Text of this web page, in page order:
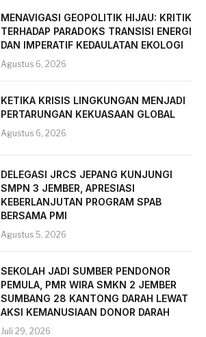
MENAVIGASI GEOPOLITIK HIJAU: KRITIK
TERHADAP PARADOKS TRANSISI ENERGI
DAN IMPERATIF KEDAULATAN EKOLOGI
Agustus 6, 2026
KETIKA KRISIS LINGKUNGAN MENJADI
PERTARUNGAN KEKUASAAN GLOBAL
Agustus 6, 2026
DELEGASI JRCS JEPANG KUNJUNGI
SMPN 3 JEMBER, APRESIASI
KEBERLANJUTAN PROGRAM SPAB
BERSAMA PMI
Agustus 5, 2026
SEKOLAH JADI SUMBER PENDONOR
PEMULA, PMR WIRA SMKN 2 JEMBER
SUMBANG 28 KANTONG DARAH LEWAT
AKSI KEMANUSIAAN DONOR DARAH
Juli 29, 2026